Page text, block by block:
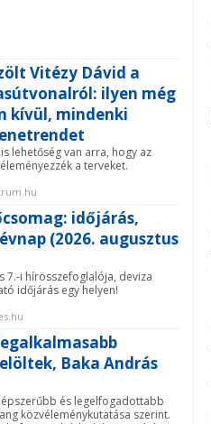
Vitézy Dávid a
ilyen még
kívül, mindenki
lehetőség van arra, hogy az
a terveket.
időjárás,
(2026. augusztus
7.-i hírösszefoglalója, deviza
időjárás egy helyen!
Baka András
és legelfogadottabb
közvéleménykutatása szerint.